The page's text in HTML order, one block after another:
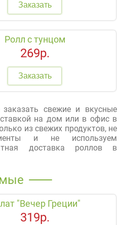
Заказать
Ролл с тунцом
269р.
Заказать
свежие и вкусные
на дом или в офис в
из свежих продуктов, не
и не используем
доставка роллов в
"Вечер Греции"
319р.